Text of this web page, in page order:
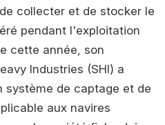
collecter et de stocker le
pendant l'exploitation
cette année, son
Industries (SHI) a
système de captage et de
aux navires